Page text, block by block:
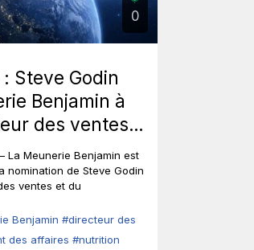
0
Steve Godin
Benjamin à
des ventes
des
La Meunerie Benjamin est
nomination de Steve Godin
ventes et du
Benjamin #directeur des
des affaires #nutrition